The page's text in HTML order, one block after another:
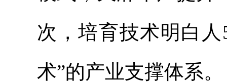
次，培育技术明白
术”的产业支撑体系。